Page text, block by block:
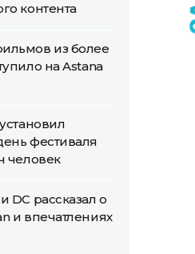
контента
из более
на Astana
фестиваля
человек
DC рассказал о
и впечатлениях